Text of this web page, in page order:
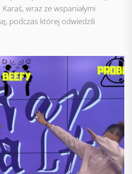
wraz ze wspaniałymi
podczas której odwiedzili